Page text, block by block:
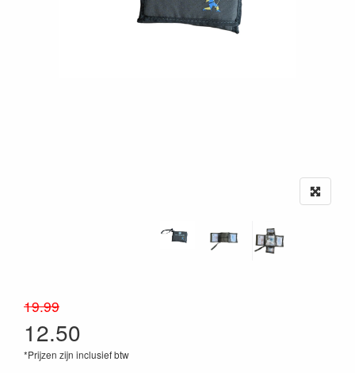
19.99
12.50
*Prijzen zijn inclusief btw